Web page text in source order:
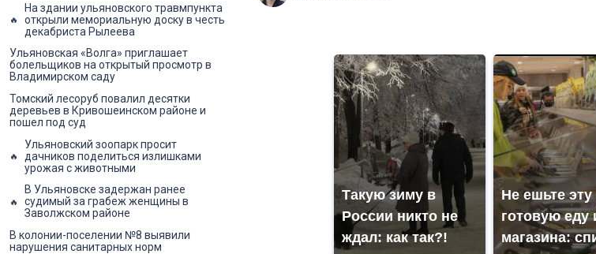
Такую зиму в
России никто не
ждал: как так?!
Не ешьте эту
готовую еду
магазина:
На здании ульяновского травмпункта
открыли мемориальную доску в честь
декабриста Рылеева
Ульяновская «Волга» приглашает
болельщиков на открытый просмотр в
Владимирском саду
Томский лесоруб повалил десятки
деревьев в Кривошеинском районе и
пошел под суд
Ульяновский зоопарк просит
дачников поделиться излишками
урожая с животными
В Ульяновске задержан ранее
судимый за грабеж женщины в
Заволжском районе
В колонии-поселении №8 выявили
нарушения санитарных норм